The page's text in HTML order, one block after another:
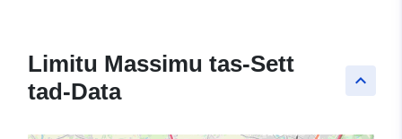
keyboard_arrow_up
Limitu Massimu tas-Sett
tad-Data